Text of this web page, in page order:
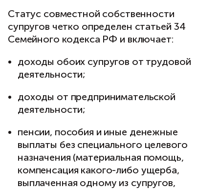
Статус совместной собственности
супругов четко определен статьей 34
Семейного кодекса РФ и включает:
доходы обоих супругов от трудовой
деятельности;
доходы от предпринимательской
деятельности;
пенсии, пособия и иные денежные
выплаты без специального целевого
назначения (материальная помощь,
компенсация какого-либо ущерба,
выплаченная одному из супругов,